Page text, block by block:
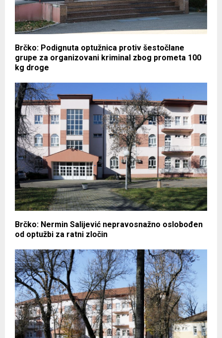
Brčko: Podignuta optužnica protiv šestočlane
grupe za organizovani kriminal zbog prometa 100
kg droge
Brčko: Nermin Salijević nepravosnažno oslobođen
od optužbi za ratni zločin